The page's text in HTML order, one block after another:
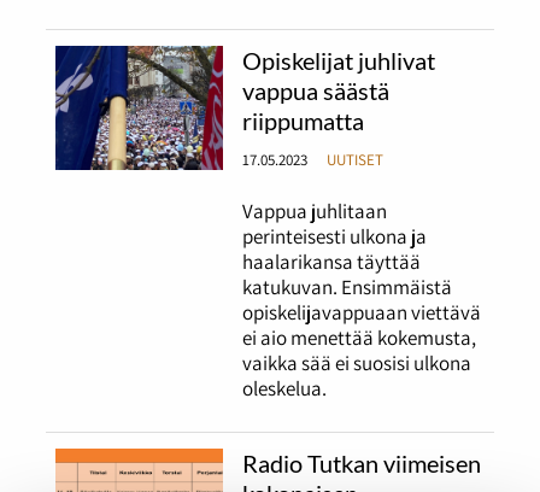
Opiskelijat juhlivat
vappua säästä
riippumatta
17.05.2023 UUTISET
Vappua juhlitaan
perinteisesti ulkona ja
haalarikansa täyttää
katukuvan. Ensimmäistä
opiskelijavappuaan viettävä
ei aio menettää kokemusta,
vaikka sää ei suosisi ulkona
oleskelua.
Radio Tutkan viimeisen